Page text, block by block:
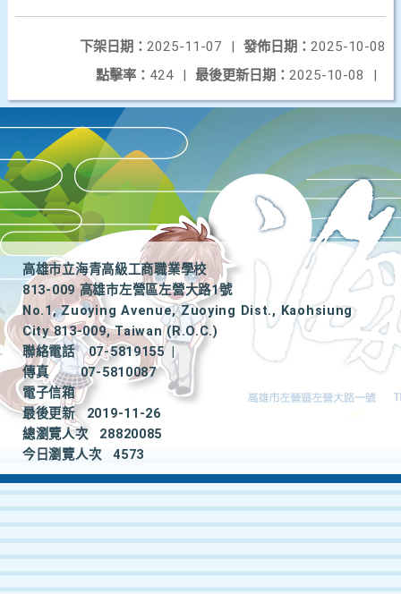
發佈日期： 2025-10-08
下架日期： 2025-11-07
|
最後更新日期： 2025-10-08 |
點擊率： 424 |
高雄市立海青高級工商職業學校
813-009 高雄市左營區左營大路1號
No.1, Zuoying Avenue, Zuoying Dist., Kaohsiung
City 813-009, Taiwan (R.O.C.)
聯絡電話
07-5819155
|
傳真
07-5810087
電子信箱
最後更新
2019-11-26
總瀏覽人次
28820085
今日瀏覽人次
4573